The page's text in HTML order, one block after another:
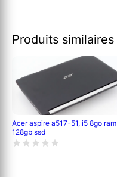
Produits similaires
Acer aspire a517-51, i5 8go ram
128gb ssd